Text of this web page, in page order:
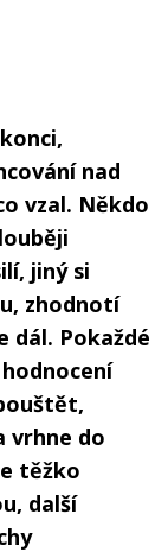
nad
vzal. Někdo
jiný si
zhodnotí
dál. Pokaždé
vrhne do
těžko
další